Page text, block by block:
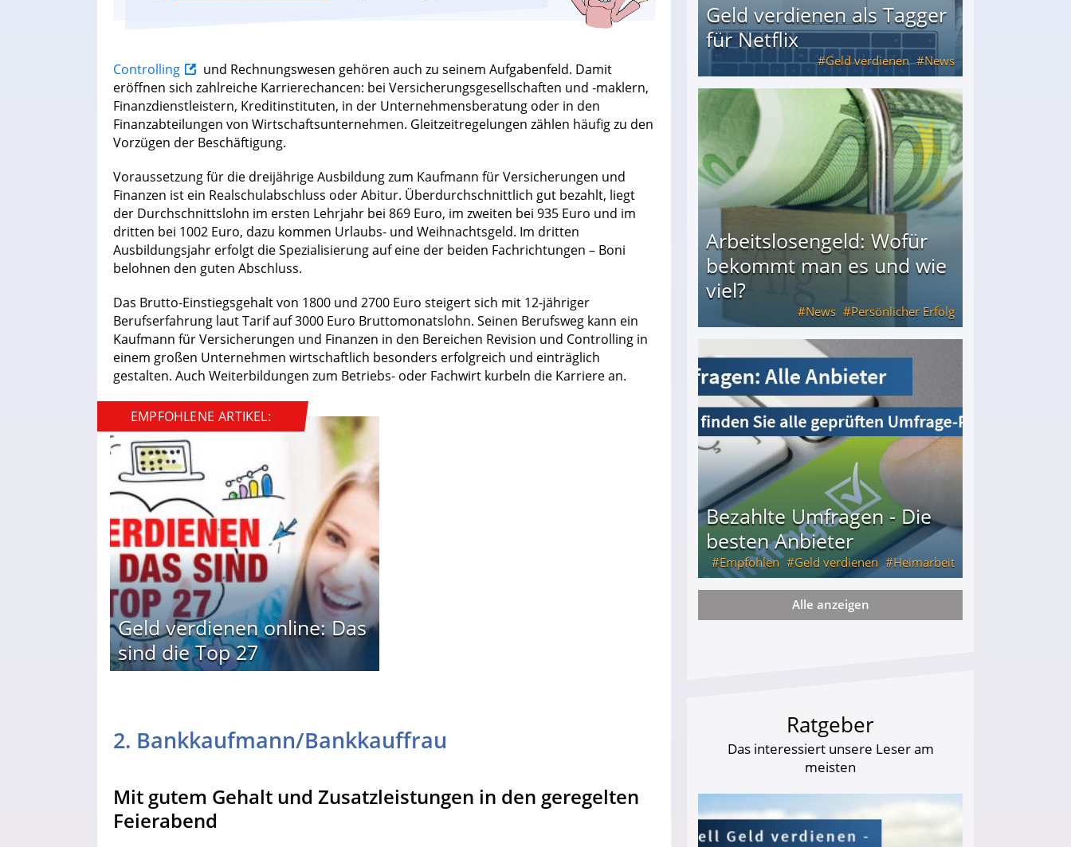
Controlling
und Rechnungswesen gehören auch zu seinem Aufgabenfeld. Damit
eröffnen sich zahlreiche Karrierechancen: bei Versicherungsgesellschaften und -maklern,
Finanzdienstleistern, Kreditinstituten, in der Unternehmensberatung oder in den
Finanzabteilungen von Wirtschaftsunternehmen. Gleitzeitregelungen zählen häufig zu den
Vorzügen der Beschäftigung.
Voraussetzung für die dreijährige Ausbildung zum Kaufmann für Versicherungen und
Finanzen ist ein Realschulabschluss oder Abitur. Überdurchschnittlich gut bezahlt, liegt
der Durchschnittslohn im ersten Lehrjahr bei 869 Euro, im zweiten bei 935 Euro und im
dritten bei 1002 Euro, dazu kommen Urlaubs- und Weihnachtsgeld. Im dritten
Ausbildungsjahr erfolgt die Spezialisierung auf eine der beiden Fachrichtungen – Boni
belohnen den guten Abschluss.
Das Brutto-Einstiegsgehalt von 1800 und 2700 Euro steigert sich mit 12-jähriger
Berufserfahrung laut Tarif auf 3000 Euro Bruttomonatslohn. Seinen Berufsweg kann ein
Kaufmann für Versicherungen und Finanzen in den Bereichen Revision und Controlling in
einem großen Unternehmen wirtschaftlich besonders erfolgreich und einträglich
gestalten. Auch Weiterbildungen zum Betriebs- oder Fachwirt kurbeln die Karriere an.
EMPFOHLENE ARTIKEL:
Geld verdienen online: Das
sind die Top 27
2. Bankkaufmann/Bankkauffrau
Mit gutem Gehalt und Zusatzleistungen in den geregelten
Feierabend
Geld verdienen als Tagger
für Netflix
Geld verdienen News
Geld verdienen als Tagger für Netflix
Arbeitslosengeld: Wofür
bekommt man es und wie
viel?
News Persönlicher Erfolg
Arbeitslosengeld: Wofür bekommt man es und wie viel?
Bezahlte Umfragen - Die
besten Anbieter
Empfohlen Geld verdienen Heimarbeit
Alle anzeigen
Ratgeber
Das interessiert unsere Leser am
meisten